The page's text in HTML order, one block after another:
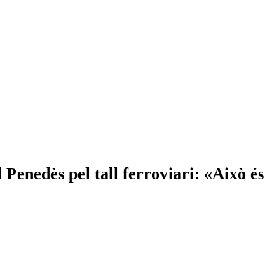
Penedès pel tall ferroviari: «Això